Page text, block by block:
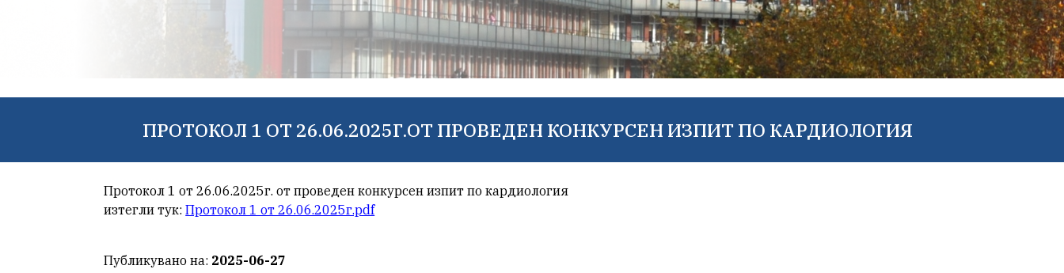
ПРОТОКОЛ 1 ОТ 26.06.2025Г.ОТ ПРОВЕДЕН КОНКУРСЕН ИЗПИТ ПО КАРДИОЛОГИЯ
Протокол 1 от 26.06.2025г. от проведен конкурсен изпит по кардиология
изтегли тук:Протокол 1 от 26.06.2025г.pdf
Публикувано на: 2025-06-27